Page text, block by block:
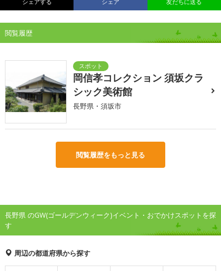
シェアする シェア 友だちに送る
閲覧履歴
岡信孝コレクション 須坂クラ
シック美術館
長野県・須坂市
閲覧履歴をもっと見る
長野県 のGW(ゴールデンウィーク)イベント・おでかけスポットを探
す
周辺の都道府県から探す